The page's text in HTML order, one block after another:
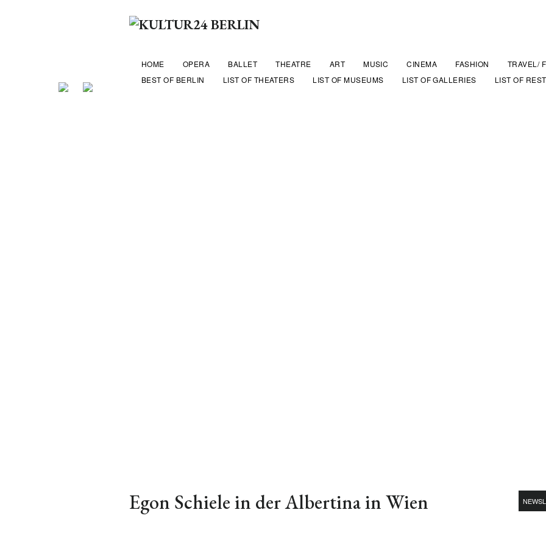
HOME OPERA BALLET THEATRE ART MUSIC CINEMA FASHION TRAVEL/
BEST OF BERLIN
LIST OF THEATERS LIST OF MUSEUMS LIST OF GALLERIES LIST OF
Egon Schiele in der Albertina in Wien